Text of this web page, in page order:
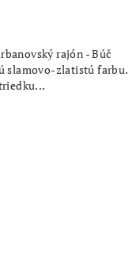
rajón - Búč
slamovo-zlatistú farbu.